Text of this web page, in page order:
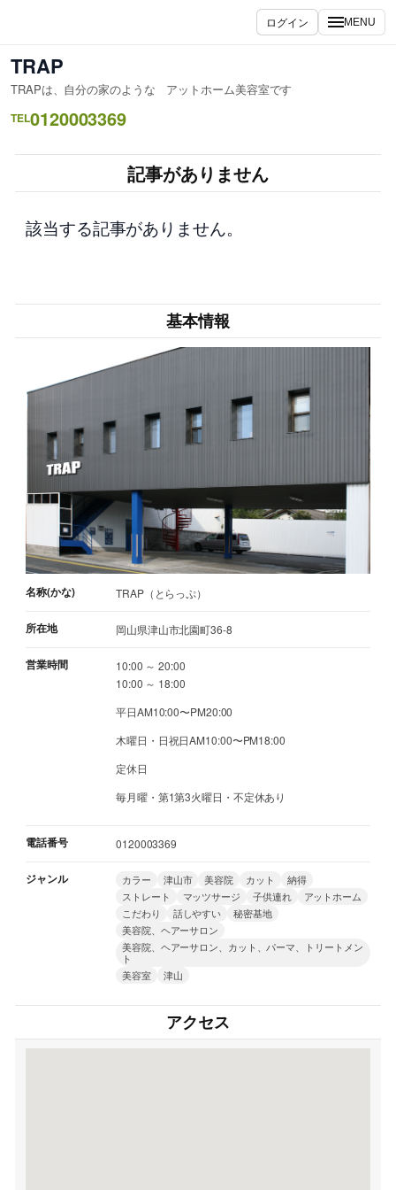
を
ス
キ
ッ
ログイン MENU
TRAP
TRAPは、自分の家のような アットホーム美容室です
TEL0120003369
記事がありません
該当する記事がありません。
基本情報
名称(かな) TRAP（とらっぷ）
所在地 岡山県津山市北園町36-8
営業時間
10:00 ～ 20:00
10:00 ～ 18:00
平日AM10:00〜PM20:00
木曜日・日祝日AM10:00〜PM18:00
定休日
毎月曜・第1第3火曜日・不定休あり
電話番号 0120003369
ジャンル カラー 津山市 美容院 カット
納得
ストレート
マッツサージ 子供連れ
アットホーム
こだわり
話しやすい
秘密基地
美容院、ヘアーサロン
美容院、ヘアーサロン、カット、パーマ、トリートメン
ト
美容室
津山
アクセス